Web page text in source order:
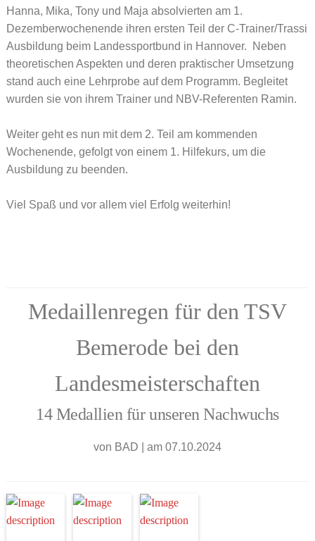
Hanna, Mika, Tony und Maja absolvierten am 1.
Dezemberwochenende ihren ersten Teil der C-Trainer/Trassi
Ausbildung beim Landessportbund in Hannover. Neben
theoretischen Aspekten und deren praktischer Umsetzung
stand auch eine Lehrprobe auf dem Programm. Begleitet
wurden sie von ihrem Trainer und NBV-Referenten Ramin.
Weiter geht es nun mit dem 2. Teil am kommenden
Wochenende, gefolgt von einem 1. Hilfekurs, um die
Ausbildung zu beenden.
Viel Spaß und vor allem viel Erfolg weiterhin!
Medaillenregen für den TSV
Bemerode bei den
Landesmeisterschaften
14 Medallien für unseren Nachwuchs
von BAD am 07.10.2024